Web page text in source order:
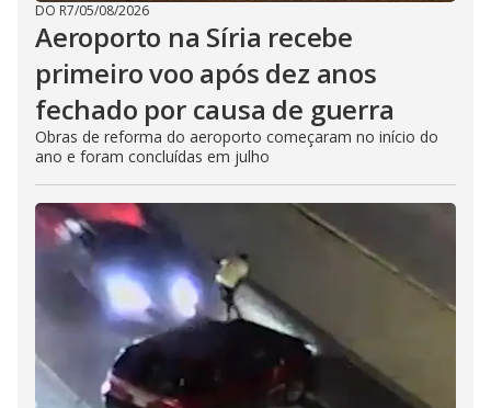
DO R7/05/08/2026
Aeroporto na Síria recebe
primeiro voo após dez anos
fechado por causa de guerra
Obras de reforma do aeroporto começaram no início do
ano e foram concluídas em julho